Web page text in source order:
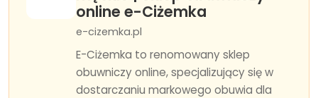
online e-Ciżemka
e-cizemka.pl
E-Ciżemka to renomowany sklep
obuwniczy online, specjalizujący się w
dostarczaniu markowego obuwia dla